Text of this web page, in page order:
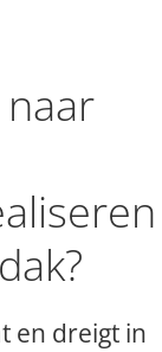
en dreigt in